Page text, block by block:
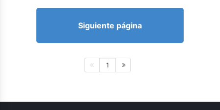
Siguiente página
1